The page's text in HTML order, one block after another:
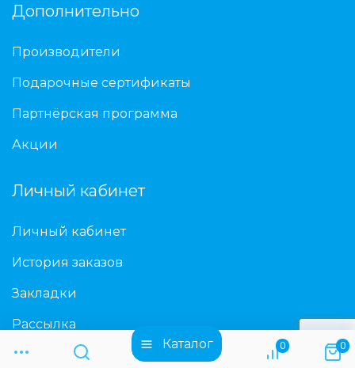
Каталог 0 0
Дополнительно
Производители
Подарочные сертификаты
Партнёрская программа
Акции
Личный кабинет
Личный кабинет
История заказов
Закладки
Рассылка